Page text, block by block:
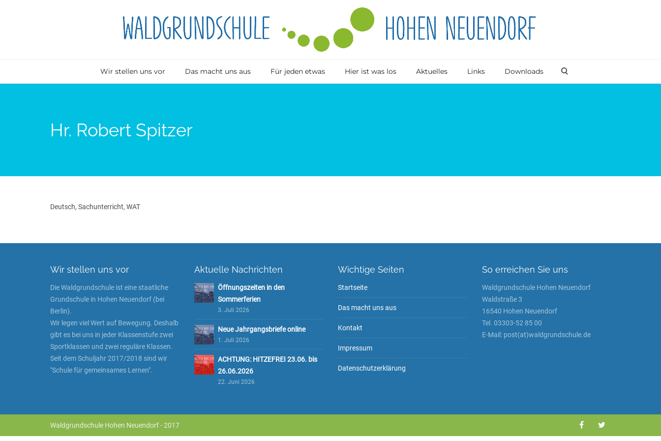
Wir stellen uns vor Das macht uns aus Für jeden etwas Hier ist was los Aktuelles Links Downloads
Hr. Robert Spitzer
Deutsch, Sachunterricht, WAT
Wir stellen uns vor
Die Waldgrundschule ist eine staatliche
Grundschule in Hohen Neuendorf (bei
Berlin).
Wir legen viel Wert auf Bewegung. Deshalb
gibt es bei uns in jeder Klassenstufe zwei
Sportklassen und zwei reguläre Klassen.
Seit dem Schuljahr 2017/2018 sind wir
"Schule für gemeinsames Lernen".
Aktuelle Nachrichten
Öffnungszeiten in den
Sommerferien
3. Juli 2026
Neue Jahrgangsbriefe online
1. Juli 2026
ACHTUNG: HITZEFREI 23.06. bis
26.06.2026
22. Juni 2026
Wichtige Seiten
Startseite
Das macht uns aus
Kontakt
Impressum
Datenschutzerklärung
So erreichen Sie uns
Waldgrundschule Hohen Neuendorf
Waldstraße 3
16540 Hohen Neuendorf
Tel. 03303-52 85 00
E-Mail: post(at)waldgrundschule.de
Waldgrundschule Hohen Neuendorf - 2017